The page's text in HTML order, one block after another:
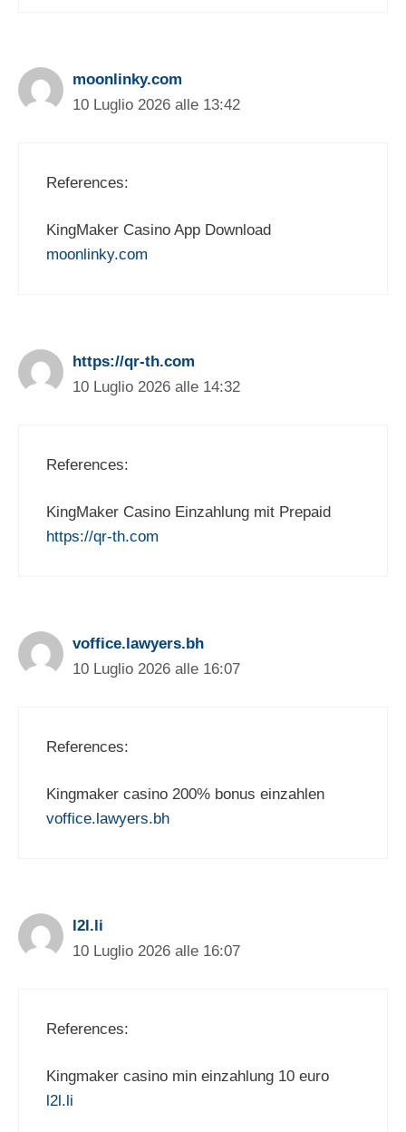
moonlinky.com
10 Luglio 2026 alle 13:42
References:
KingMaker Casino App Download
moonlinky.com
https://qr-th.com
10 Luglio 2026 alle 14:32
References:
KingMaker Casino Einzahlung mit Prepaid
https://qr-th.com
voffice.lawyers.bh
10 Luglio 2026 alle 16:07
References:
Kingmaker casino 200% bonus einzahlen
voffice.lawyers.bh
l2l.li
10 Luglio 2026 alle 16:07
References:
Kingmaker casino min einzahlung 10 euro
l2l.li